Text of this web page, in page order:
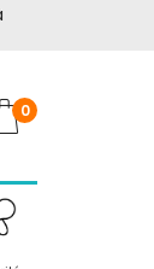
Mon panier
0